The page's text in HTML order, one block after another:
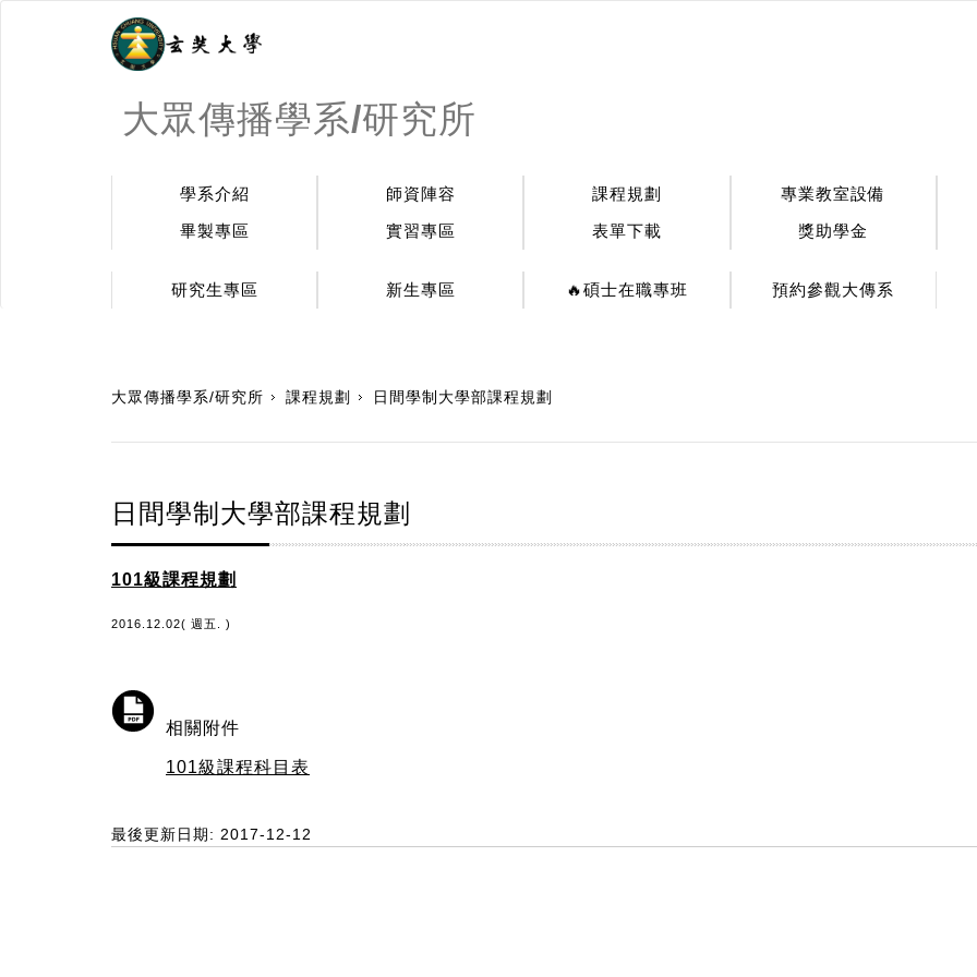
大眾傳播學系/研究所
學系介紹 師資陣容 課程規劃
專業教室設備
畢製專區
實習專區 表單下載 獎助學金
研究生專區 新生專區 🔥碩士在職專班 預約參觀大傳系
大眾傳播學系/研究所 課程規劃 日間學制大學部課程規劃
日間學制大學部課程規劃
101級課程規劃
2016.12.02( 週五. )
相關附件
101級課程科目表
最後更新日期: 2017-12-12